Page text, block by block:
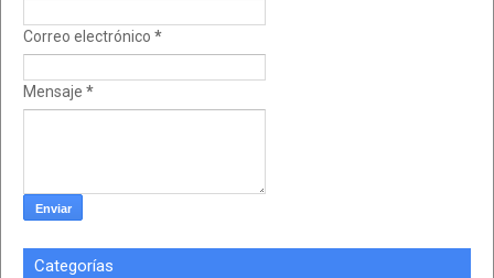
Correo electrónico *
Mensaje *
Categorías